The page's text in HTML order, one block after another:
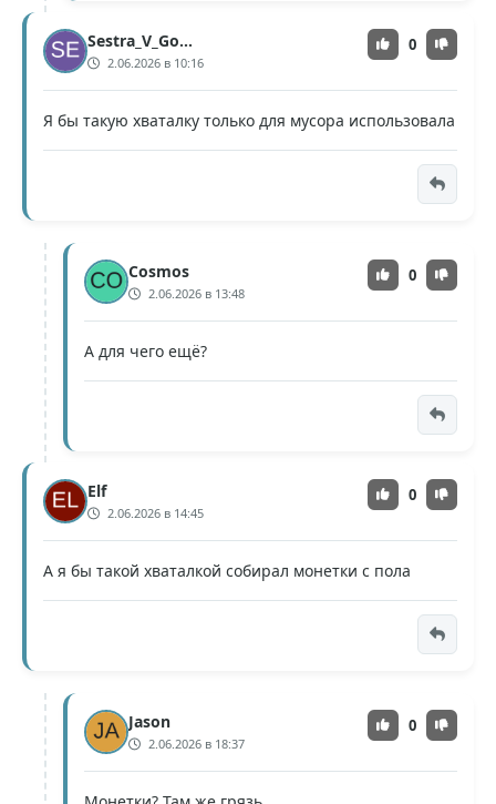
Sestra_V_Gorode
2.06.2026 в 10:16
0
Я бы такую хваталку только для мусора использовала
Cosmos
2.06.2026 в 13:48
0
А для чего ещё?
Elf
2.06.2026 в 14:45
0
А я бы такой хваталкой собирал монетки с пола
Jason
2.06.2026 в 18:37
0